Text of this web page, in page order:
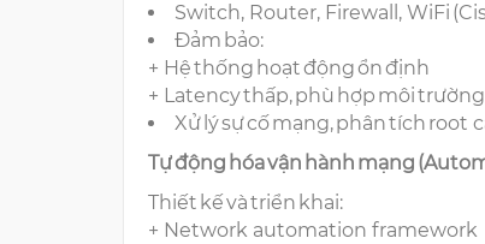
Switch, Router, Firewall, WiFi
Đảm bảo:
+ Hệ thống hoạt động ổn định
+ Latency thấp, phù hợp môi
Xử lý sự cố mạng, phân tích root
Tự động hóa vận hành mạng
Thiết kế và triển khai:
+ Network automation framework